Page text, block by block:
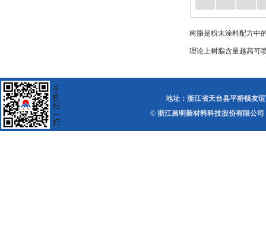
树脂是粉末涂料配方中
理论上树脂含量越高可
地址：浙江省天台县平桥镇友
© 浙江昌明新材料科技股份有限公司